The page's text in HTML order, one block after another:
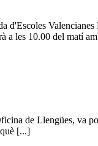
a les 10.00 del matí
de Llengües,
[...]